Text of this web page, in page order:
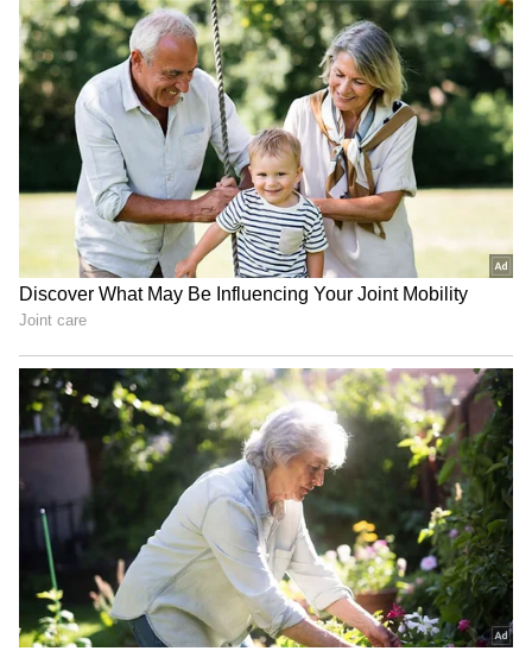
డేంజర్ జోన్ లో మణికంఠ.
ఓట్లుతో డేంజర్ జోన్ లోకి వచ్చాడు. నబిల్ తరువాత
ఎక్కువ ఓట్లు సింపతీ స్థార్ గా మణికంఠకే ఎక్కువ పడ్డాయి.
దాంతో మణి.. హౌస్ లో ఉంటాడు అనుకున్నారు. కాని
అందరు జీరో అంటూ ఎక్కువ ఓట్లు వేయడంతో.. మణికంఠ
పరిస్థితి ఏంటీ అనేది క్లారిటీ లేుద.
చాలా వరకు మణిని ఎలిమినేట్ చేసి సీక్రెట్ రూమ్ లోకి
పంపిస్తారు అని టాక్ గట్టిగా నడుస్తోంది. అందుకు శనివారం